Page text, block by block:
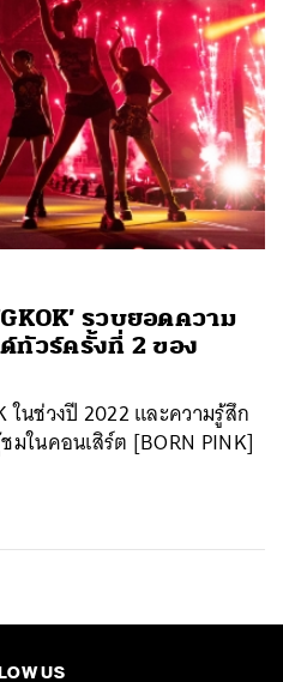
รวบยอดความ
ทัวร์ครั้งที่ 2 ของ
ในช่วงปี 2022 และความรู้สึก
ในคอนเสิร์ต [BORN PINK]
US
LINE EMAIL